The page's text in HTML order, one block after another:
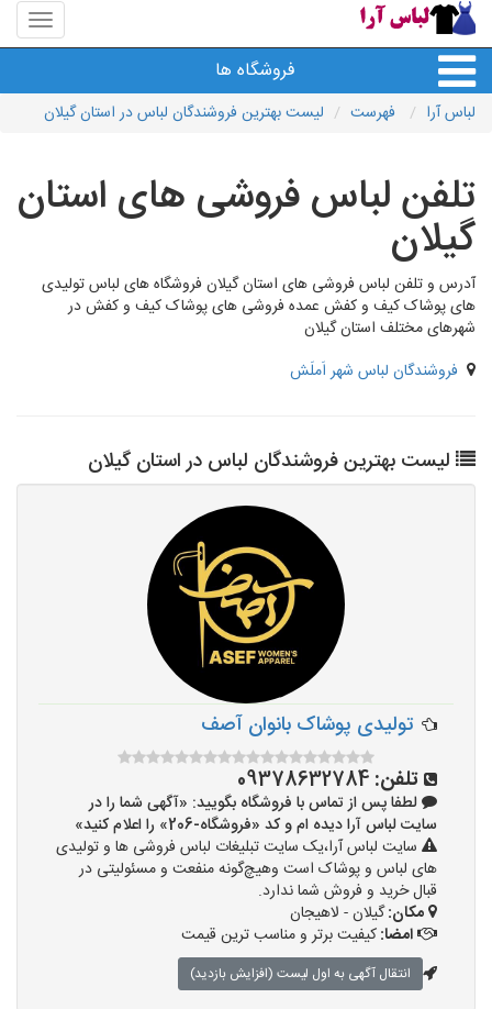
منوی
سایت
آرا
فروشگاه ها
لباس آرا فهرست لیست بهترین فروشندگان لباس در استان گیلان
تلفن لباس فروشی های استان
گیلان
آدرس و تلفن لباس فروشی های استان گیلان فروشگاه های لباس تولیدی
های پوشاک کیف و کفش عمده فروشی های پوشاک کیف و کفش در
شهرهای مختلف استان گیلان
فروشندگان لباس شهر اَملَش
لیست بهترین فروشندگان لباس در استان گیلان
تولیدی پوشاک بانوان آصف
تلفن: 09378632784
لطفا پس از تماس با فروشگاه بگویید: «آگهی شما را در
سایت لباس آرا دیده ام و کد «فروشگاه-206» را اعلام کنید»
سایت لباس آرا،یک سایت تبلیغات لباس فروشی ها و تولیدی
های لباس و پوشاک است وهیچ‌گونه منفعت و مسئولیتی در
قبال خرید و فروش شما ندارد.
مکان:گیلان - لاهیجان
امضا:کیفیت برتر و مناسب ترین قیمت
انتقال آگهی به اول لیست (افزایش بازدید)